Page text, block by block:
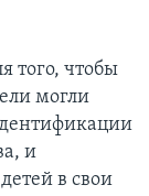
того, чтобы
могли
и
в свои